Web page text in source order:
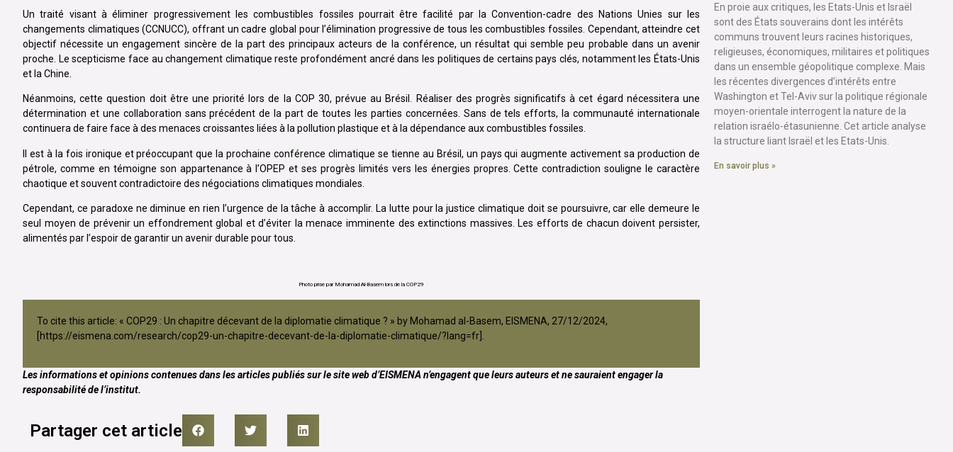
Un traité visant à éliminer progressivement les combustibles fossiles pourrait être facilité par la Convention-cadre des Nations Unies sur les
changements climatiques (CCNUCC), offrant un cadre global pour l’élimination progressive de tous les combustibles fossiles. Cependant, atteindre cet
objectif nécessite un engagement sincère de la part des principaux acteurs de la conférence, un résultat qui semble peu probable dans un avenir
proche. Le scepticisme face au changement climatique reste profondément ancré dans les politiques de certains pays clés, notamment les États-Unis
et la Chine.
Néanmoins, cette question doit être une priorité lors de la COP 30, prévue au Brésil. Réaliser des progrès significatifs à cet égard nécessitera une
détermination et une collaboration sans précédent de la part de toutes les parties concernées. Sans de tels efforts, la communauté internationale
continuera de faire face à des menaces croissantes liées à la pollution plastique et à la dépendance aux combustibles fossiles.
Il est à la fois ironique et préoccupant que la prochaine conférence climatique se tienne au Brésil, un pays qui augmente activement sa production de
pétrole, comme en témoigne son appartenance à l’OPEP et ses progrès limités vers les énergies propres. Cette contradiction souligne le caractère
chaotique et souvent contradictoire des négociations climatiques mondiales.
Cependant, ce paradoxe ne diminue en rien l’urgence de la tâche à accomplir. La lutte pour la justice climatique doit se poursuivre, car elle demeure le
seul moyen de prévenir un effondrement global et d’éviter la menace imminente des extinctions massives. Les efforts de chacun doivent persister,
alimentés par l’espoir de garantir un avenir durable pour tous.
Photo prise par Mohamad Al-Basem lors de la COP29
To cite this article: « COP29 : Un chapitre décevant de la diplomatie climatique ? » by Mohamad al-Basem, EISMENA, 27/12/2024,
https://eismena.com/research/cop29-un-chapitre-decevant-de-la-diplomatie-climatique/?lang=fr
Les informations et opinions contenues dans les articles publiés sur le site web d’EISMENA n’engagent que leurs auteurs et ne sauraient engager la
responsabilité de l’institut.
Partager cet article
En proie aux critiques, les Etats-Unis et Israël
sont des États souverains dont les intérêts
communs trouvent leurs racines historiques,
religieuses, économiques, militaires et politiques
dans un ensemble géopolitique complexe. Mais
les récentes divergences d’intérêts entre
Washington et Tel-Aviv sur la politique régionale
moyen-orientale interrogent la nature de la
relation israélo-étasunienne. Cet article analyse
la structure liant Israël et les Etats-Unis.
En savoir plus »